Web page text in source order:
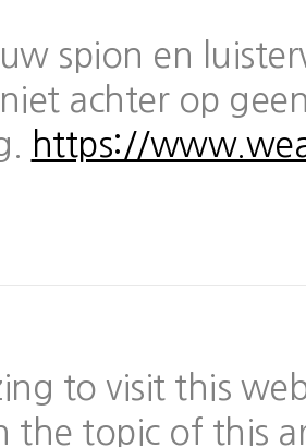
spion en
achter op
https://
to visit this
the topic of this